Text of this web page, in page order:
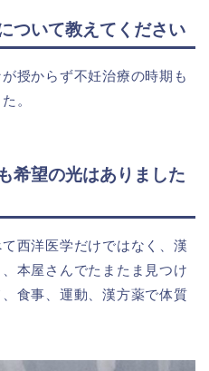
ついて教えてください
授からず不妊治療の時期も
。
希望の光はありました
西洋医学だけではなく、漢
本屋さんでたまたま見つけ
食事、運動、漢方薬で体質